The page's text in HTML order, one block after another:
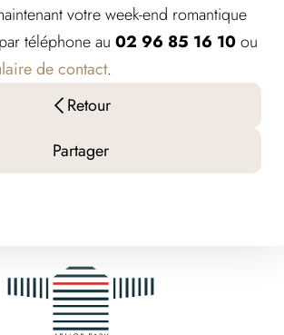
votre week-end romantique
téléphone au 02 96 85 16 10ou
de contact.
Retour
Partager